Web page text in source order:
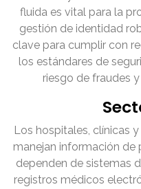
fluida es vital para la
gestión de identidad
clave para cumplir con
los estándares de
riesgo de fraudes
Los hospitales, clínicas
manejan información de
dependen de sistemas
registros médicos